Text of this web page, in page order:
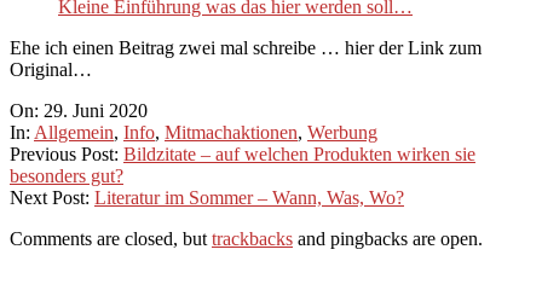
Kleine Einführung was das hier werden soll…
Ehe ich einen Beitrag zwei mal schreibe … hier der Link zum
Original…
2020-
06-
29
On: 29. Juni 2020
In: Allgemein, Info, Mitmachaktionen, Werbung
Previous Post: Bildzitate – auf welchen Produkten wirken sie
besonders gut?
Next Post: Literatur im Sommer – Wann, Was, Wo?
Comments are closed, but trackbacks and pingbacks are open.